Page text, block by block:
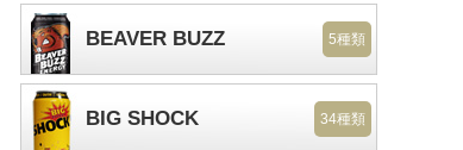
BEAVER BUZZ 5種類
BIG SHOCK 34種類